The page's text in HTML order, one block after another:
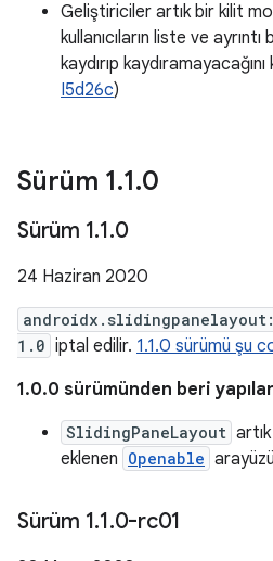
Geliştiriciler artık bir kilit
kullanıcıların liste ve
kaydırıp
I5d26c)
Sürüm 1.1.0
Sürüm 1.1.0
24 Haziran 2020
1.0 iptal edilir. 1.1.0 sürümü şu
1.0.0 sürümünden beri
SlidingPaneLayout artık
eklenen Openable
Sürüm 1.1.0-rc01